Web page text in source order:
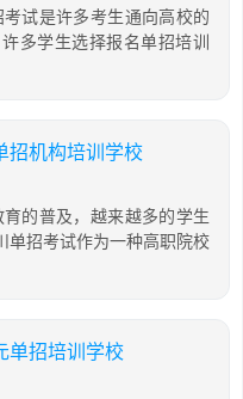
试是许多考生通向高校的
多学生选择报名单招培训
招机构培训学校
的普及，越来越多的学生
单招考试作为一种高职院校
单招培训学校